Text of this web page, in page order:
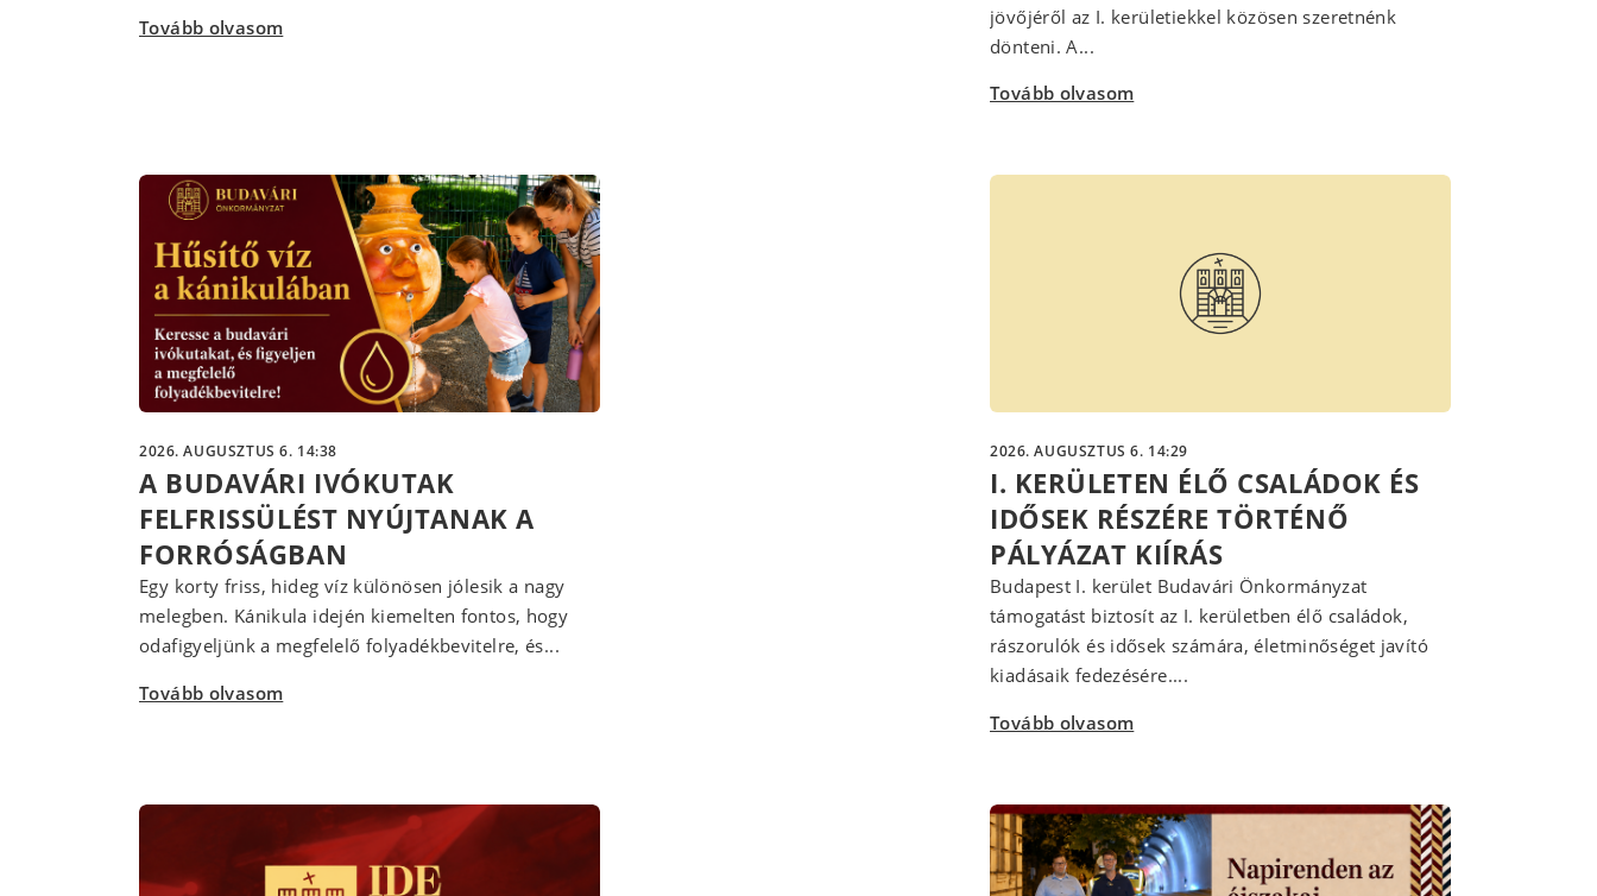
Tovább olvasom
jövőjéről az I. kerületiekkel közösen szeretnénk
dönteni. A...
Tovább olvasom
2026. AUGUSZTUS 6. 14:38
A BUDAVÁRI IVÓKUTAK
FELFRISSÜLÉST NYÚJTANAK A
FORRÓSÁGBAN
Egy korty friss, hideg víz különösen jólesik a nagy
melegben. Kánikula idején kiemelten fontos, hogy
odafigyeljünk a megfelelő folyadékbevitelre, és...
Tovább olvasom
2026. AUGUSZTUS 6. 14:29
I. KERÜLETEN ÉLŐ CSALÁDOK ÉS
IDŐSEK RÉSZÉRE TÖRTÉNŐ
PÁLYÁZAT KIÍRÁS
Budapest I. kerület Budavári Önkormányzat
támogatást biztosít az I. kerületben élő családok,
rászorulók és idősek számára, életminőséget javító
kiadásaik fedezésére....
Tovább olvasom